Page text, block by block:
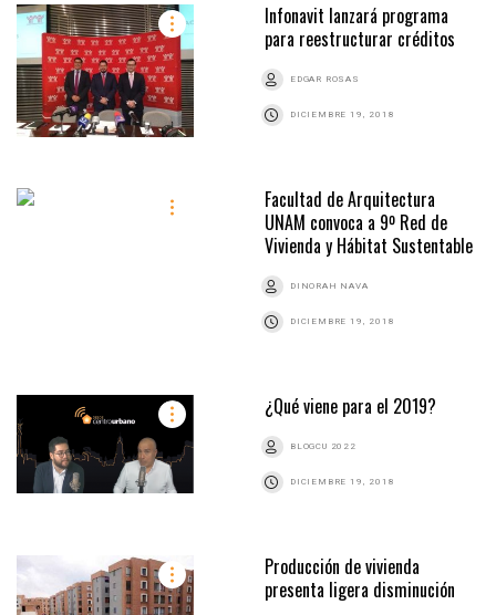
Infonavit lanzará programa
para reestructurar créditos
EDGAR ROSAS
DICIEMBRE 19, 2018
Facultad de Arquitectura
UNAM convoca a 9º Red de
Vivienda y Hábitat Sustentable
DINORAH NAVA
DICIEMBRE 19, 2018
¿Qué viene para el 2019?
BLOGCU 2022
DICIEMBRE 19, 2018
Producción de vivienda
presenta ligera disminución